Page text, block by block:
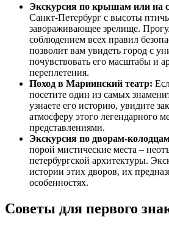
Экскурсия по крышам или на
Санкт-Петербург с высоты
завораживающее зрелище.
соблюдением всех правил
позволит вам увидеть город с
почувствовать его масштабы и
переплетения.
Поход в Мариинский театр:
посетите один из самых
узнаете его историю, увидите
атмосферу этого легендарного
представлениями.
Экскурсия по дворам-
порой мистические места –
петербургской архитектуры.
истории этих дворов, их
особенностях.
Советы для первого